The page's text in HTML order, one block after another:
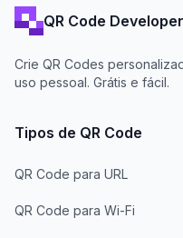
QR Code Developer
Crie QR Codes
uso pessoal. Grátis e fácil.
Tipos de QR Code
QR Code para URL
QR Code para Wi-Fi